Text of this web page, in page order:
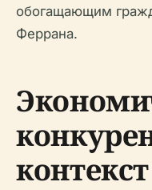
обогащающим
Феррана.
контекст